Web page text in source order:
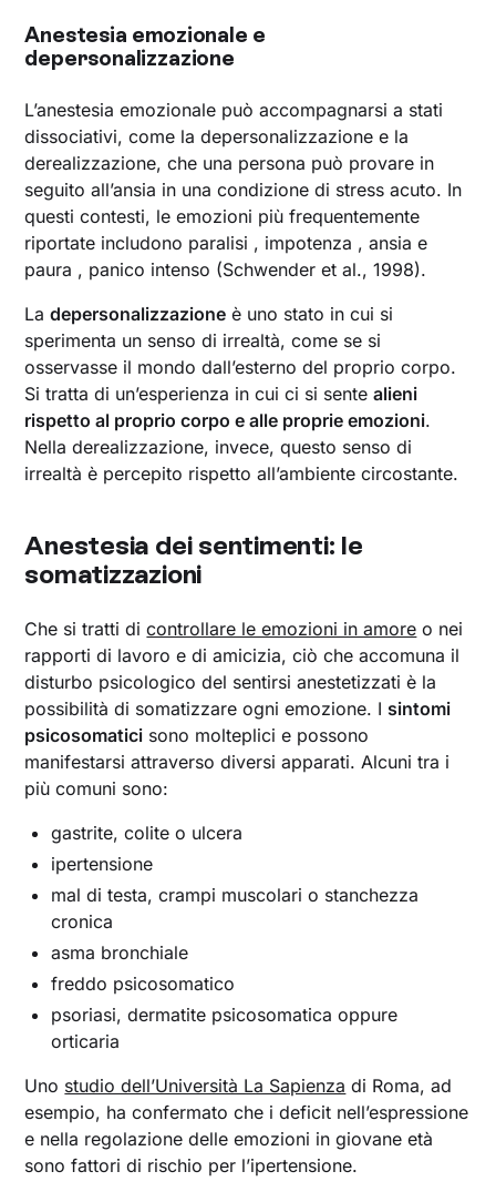
Anestesia emozionale e
depersonalizzazione
L’anestesia emozionale può accompagnarsi a stati
dissociativi, come la depersonalizzazione e la
derealizzazione, che una persona può provare in
seguito all’ansia in una condizione di stress acuto. In
questi contesti, le emozioni più frequentemente
riportate includono paralisi , impotenza , ansia e
paura , panico intenso (Schwender et al., 1998).
Ladepersonalizzazione è uno stato in cui si
sperimenta un senso di irrealtà, come se si
osservasse il mondo dall’esterno del proprio corpo.
Si tratta di un’esperienza in cui ci si sentealieni
rispetto al proprio corpo e alle proprie emozioni.
Nella derealizzazione, invece, questo senso di
irrealtà è percepito rispetto all’ambiente circostante.
Anestesia dei sentimenti: le
somatizzazioni
Che si tratti dicontrollare le emozioni in amore o nei
rapporti di lavoro e di amicizia, ciò che accomuna il
disturbo psicologico del sentirsi anestetizzati è la
possibilità di somatizzare ogni emozione. I sintomi
psicosomatici sono molteplici e possono
manifestarsi attraverso diversi apparati. Alcuni tra i
più comuni sono:
gastrite, colite o ulcera
ipertensione
mal di testa, crampi muscolari o stanchezza
cronica
asma bronchiale
freddo psicosomatico
psoriasi, dermatite psicosomatica oppure
orticaria
Uno studio dell’Università La Sapienza di Roma, ad
esempio, ha confermato che i deficit nell’espressione
e nella regolazione delle emozioni in giovane età
sono fattori di rischio per l’ipertensione.